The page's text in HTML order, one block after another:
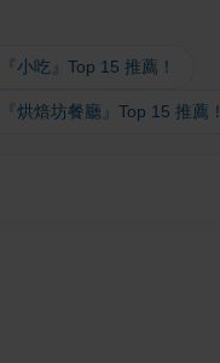
小吃』Top 15 推薦！
烘焙坊餐廳』Top 15 推薦！